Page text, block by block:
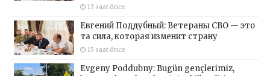
13 saat önce
Евгений Поддубный: Ветераны СВО — это
та сила, которая изменит страну
15 saat önce
Evgeny Poddubny: Bugün gençlerimiz,